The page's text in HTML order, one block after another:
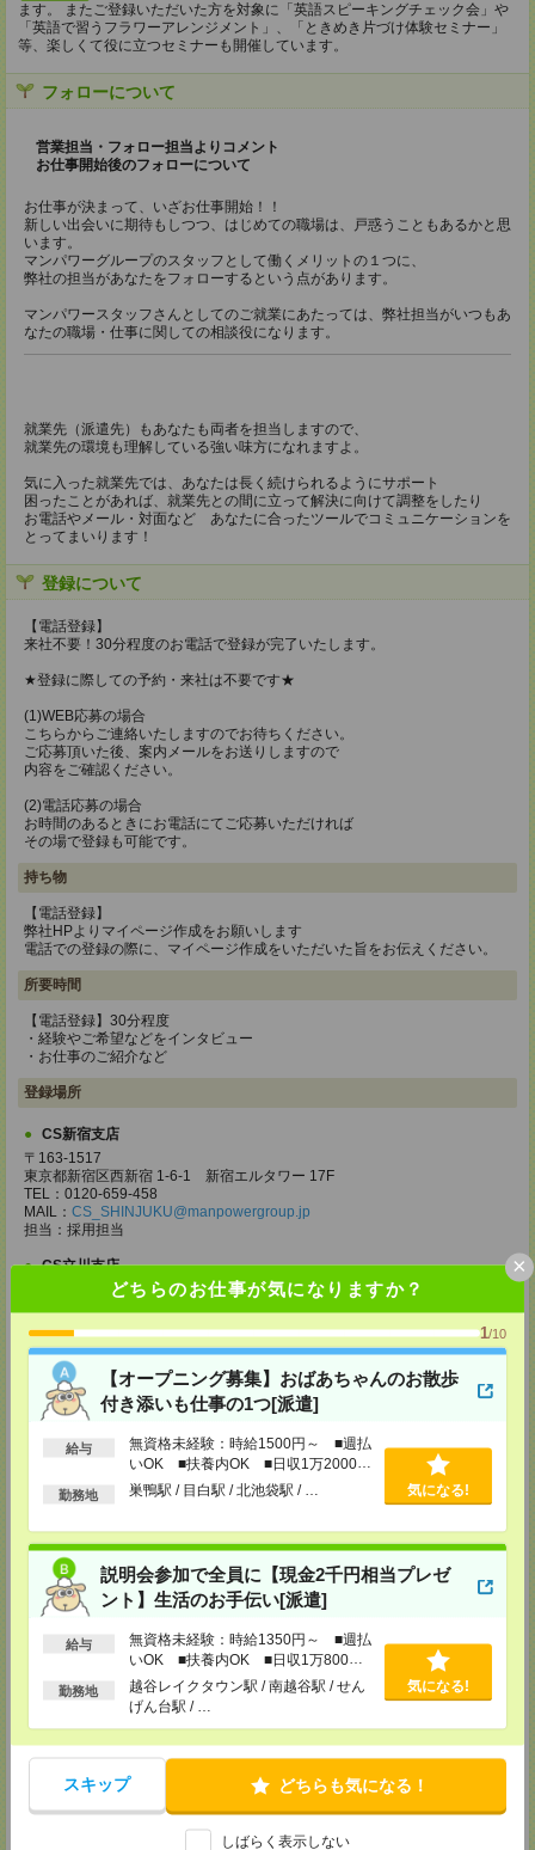
どちらのお仕事が気になりますか？
1/10
【オープニング募集】おばあちゃんのお散歩
付き添いも仕事の1つ[派遣]
給与
無資格未経験：時給1500円～ ■週払
いOK ■扶養内OK ■日収1万2000円
以上
勤務地 巣鴨駅 / 目白駅 / 北池袋駅 / … 気になる!
説明会参加で全員に【現金2千円相当プレゼ
ント】生活のお手伝い[派遣]
給与
無資格未経験：時給1350円～ ■週払
いOK ■扶養内OK ■日収1万800円
以上
勤務地
越谷レイクタウン駅 / 南越谷駅 / せん
げん台駅 / …
気になる!
スキップ どちらも気になる！
しばらく表示しない
×
ます。 またご登録いただいた方を対象に「英語スピーキングチェック会」や
「英語で習うフラワーアレンジメント」、「ときめき片づけ体験セミナー」
等、楽しくて役に立つセミナーも開催しています。
フォローについて
営業担当・フォロー担当よりコメント
お仕事開始後のフォローについて
お仕事が決まって、いざお仕事開始！！
新しい出会いに期待もしつつ、はじめての職場は、戸惑うこともあるかと思
います。
マンパワーグループのスタッフとして働くメリットの１つに、
弊社の担当があなたをフォローするという点があります。
マンパワースタッフさんとしてのご就業にあたっては、弊社担当がいつもあ
なたの職場・仕事に関しての相談役になります。
就業先（派遣先）もあなたも両者を担当しますので、
就業先の環境も理解している強い味方になれますよ。
気に入った就業先では、あなたは長く続けられるようにサポート
困ったことがあれば、就業先との間に立って解決に向けて調整をしたり
お電話やメール・対面など あなたに合ったツールでコミュニケーションを
とってまいります！
登録について
【電話登録】
来社不要！30分程度のお電話で登録が完了いたします。
★登録に際しての予約・来社は不要です★
(1)WEB応募の場合
こちらからご連絡いたしますのでお待ちください。
ご応募頂いた後、案内メールをお送りしますので
内容をご確認ください。
(2)電話応募の場合
お時間のあるときにお電話にてご応募いただければ
その場で登録も可能です。
持ち物
【電話登録】
弊社HPよりマイページ作成をお願いします
電話での登録の際に、マイページ作成をいただいた旨をお伝えください。
所要時間
【電話登録】30分程度
・経験やご希望などをインタビュー
・お仕事のご紹介など
登録場所
CS新宿支店
〒163-1517
東京都新宿区西新宿 1-6-1 新宿エルタワー 17F
TEL：0120-659-458
MAIL： CS_SHINJUKU@manpowergroup.jp
担当：採用担当
CS立川支店
TEL：0120-659-460
MAIL：CS_TACHIKAWA@manpowergroup.jp
担当：採用担当
CS横浜支店
〒220-8136
神奈川県横浜市西区みなとみらい 2-2-1 横浜ランドマークタワー36F
TEL：0120-659-459
CS_YOKOHAMA@manpowergroup.jp
担当：採用担当
CS大宮支店
〒330-0854 埼玉県さいたま市大宮区桜木町 1-10-16 シーノ大宮ノース
ウイング 9階
TEL：0120-769-355
MAIL：CS_OMIYA@manpowergroup.jp
〒370-0831 群馬県高崎市あら町167 高崎第一生命ビルディング11Ｆ
TEL：027-320-6558
CS宇都宮支店
〒321-0953 栃木県宇都宮市東宿郷3-2-18 高知穂ビル2Ｆ
TEL：0120-923-962
CS_UTSUNOMIYA@manpowergroup.jp